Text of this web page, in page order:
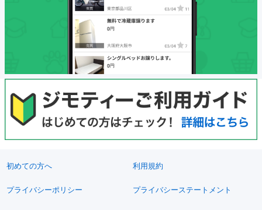
初めての方へ 利用規約
プライバシーポリシー プライバシーステートメント